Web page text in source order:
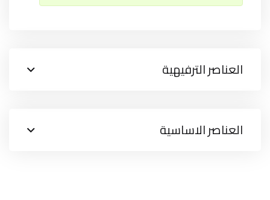
العناصر الترفيهية
العناصر الاساسية